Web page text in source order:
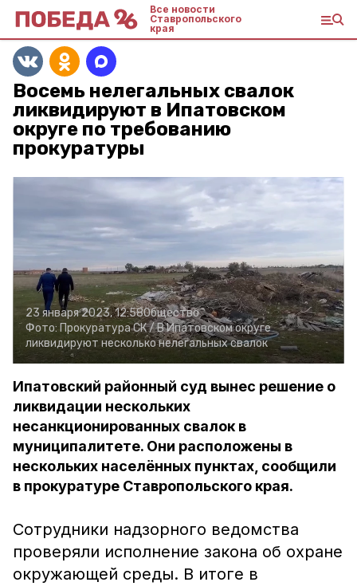
Все новости
Ставропольского
края
Восемь нелегальных свалок
ликвидируют в Ипатовском
округе по требованию
прокуратуры
23 января 2023, 12:58Общество
Фото: Прокуратура СК /В Ипатовском округе
ликвидируют несколько нелегальных свалок
Ипатовский районный суд вынес решение о
ликвидации нескольких
несанкционированных свалок в
муниципалитете. Они расположены в
нескольких населённых пунктах, сообщили
в прокуратуре Ставропольского края.
Сотрудники надзорного ведомства
проверяли исполнение закона об охране
окружающей среды. В итоге в